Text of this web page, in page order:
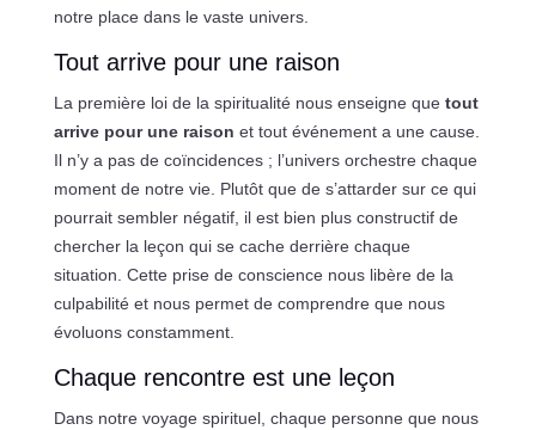
notre place dans le vaste univers.
Tout arrive pour une raison
La première loi de la spiritualité nous enseigne que tout
arrive pour une raison et tout événement a une cause.
Il n’y a pas de coïncidences ; l’univers orchestre chaque
moment de notre vie. Plutôt que de s’attarder sur ce qui
pourrait sembler négatif, il est bien plus constructif de
chercher la leçon qui se cache derrière chaque
situation. Cette prise de conscience nous libère de la
culpabilité et nous permet de comprendre que nous
évoluons constamment.
Chaque rencontre est une leçon
Dans notre voyage spirituel, chaque personne que nous